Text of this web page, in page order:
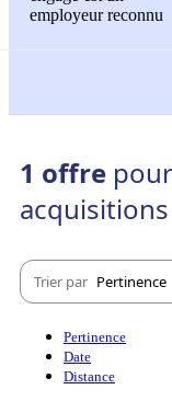
employeur reconnu
1 offre
Trier par Pertinence
Pertinence
Date
Distance